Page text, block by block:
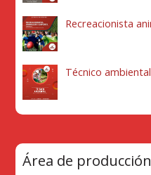
Recreacionista
Técnico ambiental
Área de